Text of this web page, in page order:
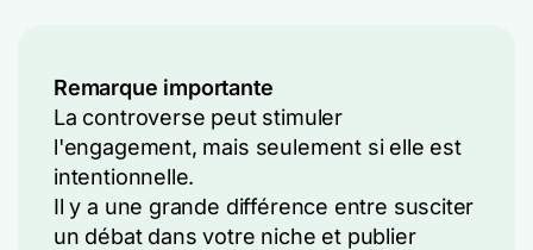
Remarque importante
La controverse peut stimuler
l'engagement, mais seulement si elle est
intentionnelle.
Il y a une grande différence entre susciter
un débat dans votre niche et publier